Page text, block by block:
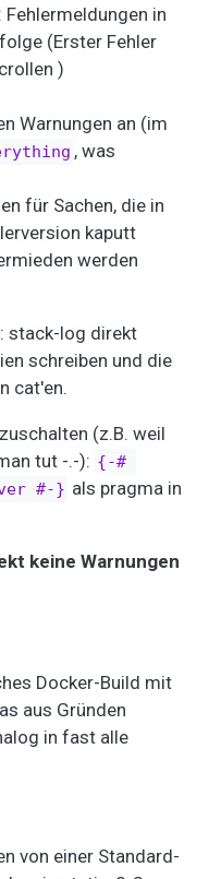
: Fehlermeldungen in
(Erster Fehler
)
Warnungen an (im
, was
für Sachen, die in
kaputt
werden
: stack-log direkt
schreiben und die
cat'en.
(z.B. weil
tut -.-): {-#
#-} als pragma in
keine Warnungen
Docker-Build mit
aus Gründen
in fast alle
von einer Standard-